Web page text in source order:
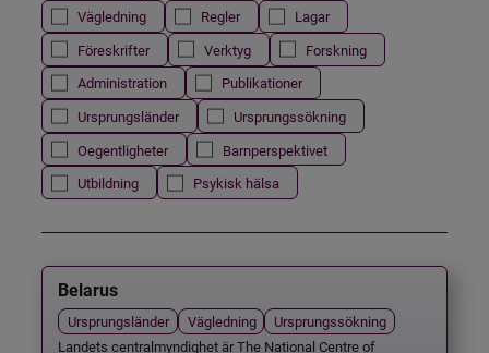
Vägledning
Regler
Lagar
Föreskrifter
Verktyg
Forskning
Administration
Publikationer
Ursprungsländer
Ursprungssökning
Oegentligheter
Barnperspektivet
Utbildning
Psykisk hälsa
Belarus
Ursprungsländer Vägledning
Ursprungssökning
Landets centralmyndighet är The National Centre of